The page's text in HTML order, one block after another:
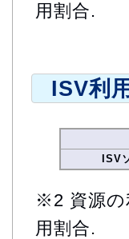
用割合.
ISV利
ISV
※2 資源の
用割合.